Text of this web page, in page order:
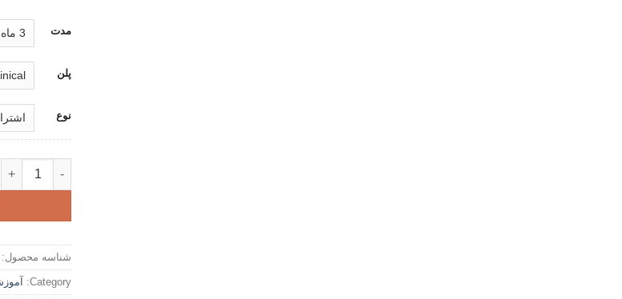
مدت
پلن
نوع
اکانت پرمیوم BoardsandBeyond - مطالب آموزشی پزشکی عدد
شناسه محصول:
Category: